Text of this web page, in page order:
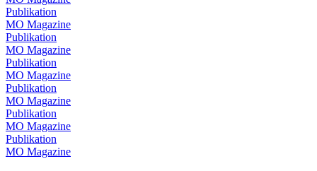
Publikation
MO Magazine
Publikation
MO Magazine
Publikation
MO Magazine
Publikation
MO Magazine
Publikation
MO Magazine
Publikation
MO Magazine